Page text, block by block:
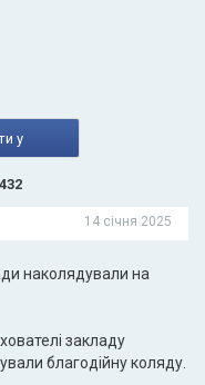
у
14 січня 2025
наколядували на
закладу
благодійну коляду.